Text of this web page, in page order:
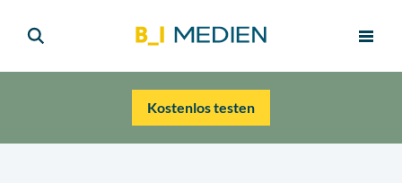
Kostenlos testen